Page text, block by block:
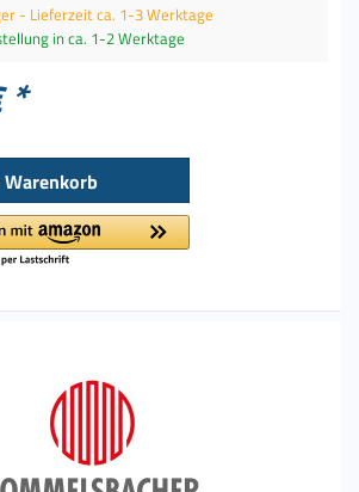
- Lieferzeit ca. 1-3 Werktage
in ca. 1-2 Werktage
*
Warenkorb